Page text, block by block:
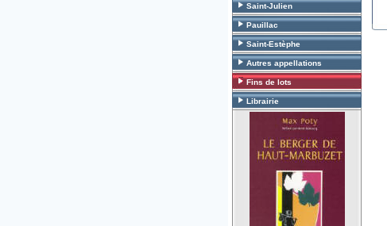
Saint-Julien
Pauillac
Saint-Estèphe
Autres appellations
Fins de lots
Librairie